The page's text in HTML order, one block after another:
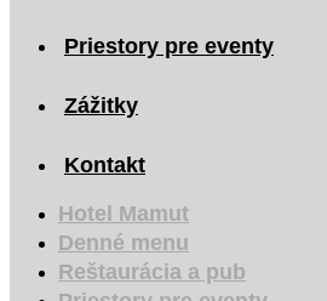
Priestory pre eventy
Zážitky
Kontakt
Hotel Mamut
Denné menu
Reštaurácia a pub